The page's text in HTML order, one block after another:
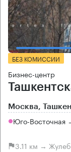
БЕЗ КОМИССИИ
Бизнес-центр
Москва,
Юго-Восточная
3.11 км →